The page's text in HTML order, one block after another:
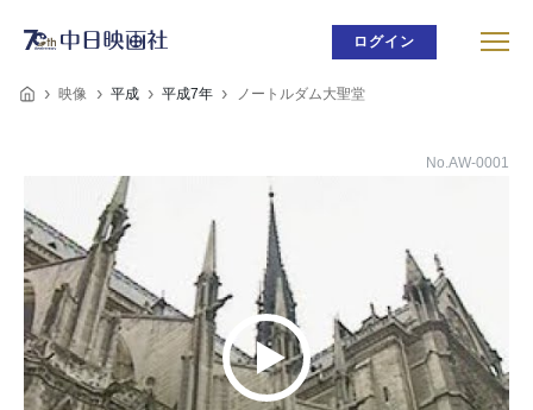
ログイン
映像 平成 平成7年 ノートルダム大聖堂
No.AW-0001